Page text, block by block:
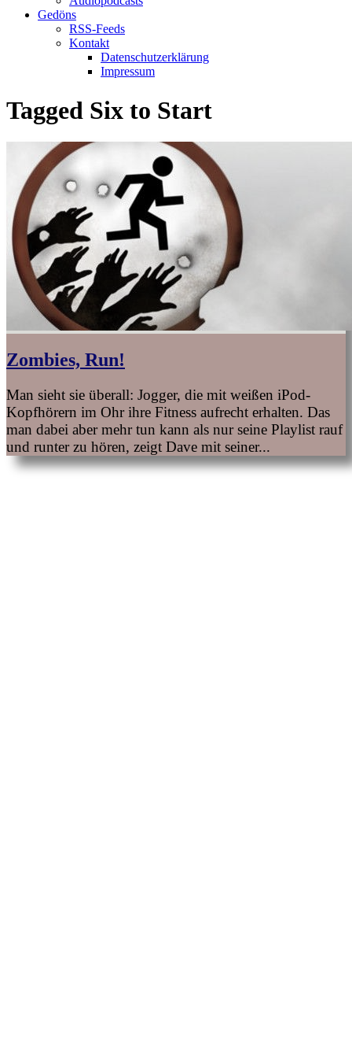
Gedöns
RSS-Feeds
Kontakt
Datenschutzerklärung
Impressum
Tagged Six to Start
Zombies, Run!
Man sieht sie überall: Jogger, die mit weißen iPod-
Kopfhörern im Ohr ihre Fitness aufrecht erhalten. Das
man dabei aber mehr tun kann als nur seine Playlist rauf
und runter zu hören, zeigt Dave mit seiner...